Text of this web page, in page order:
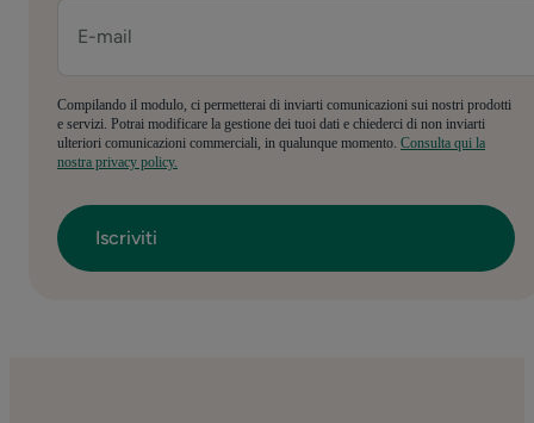
Compilando il modulo, ci permetterai di inviarti comunicazioni sui nostri prodotti
e servizi. Potrai modificare la gestione dei tuoi dati e chiederci di non inviarti
ulteriori comunicazioni commerciali, in qualunque momento. Consulta qui la
nostra privacy policy.